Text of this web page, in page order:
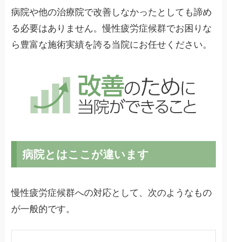
病院や他の治療院で改善しなかったとしても諦め
る必要はありません。慢性疲労症候群でお困りな
ら豊富な施術実績を誇る当院にお任せください。
病院とはここが違います
慢性疲労症候群への対応として、次のようなもの
が一般的です。